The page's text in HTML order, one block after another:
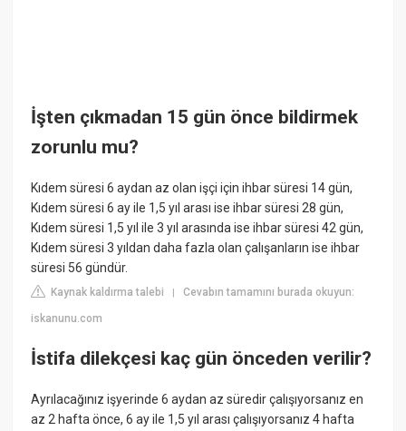
İşten çıkmadan 15 gün önce bildirmek
zorunlu mu?
Kıdem süresi 6 aydan az olan işçi için ihbar süresi 14 gün,
Kıdem süresi 6 ay ile 1,5 yıl arası ise ihbar süresi 28 gün,
Kıdem süresi 1,5 yıl ile 3 yıl arasında ise ihbar süresi 42 gün,
Kıdem süresi 3 yıldan daha fazla olan çalışanların ise ihbar
süresi 56 gündür.
Kaynak kaldırma talebi |Cevabın tamamını burada okuyun:
iskanunu.com
İstifa dilekçesi kaç gün önceden verilir?
Ayrılacağınız işyerinde 6 aydan az süredir çalışıyorsanız en
az 2 hafta önce, 6 ay ile 1,5 yıl arası çalışıyorsanız 4 hafta